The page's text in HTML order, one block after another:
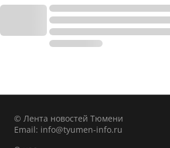
© Лента новостей Тюмени
Email: info@tyumen-info.ru